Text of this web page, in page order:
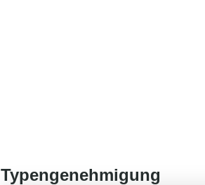
Typengenehmigung